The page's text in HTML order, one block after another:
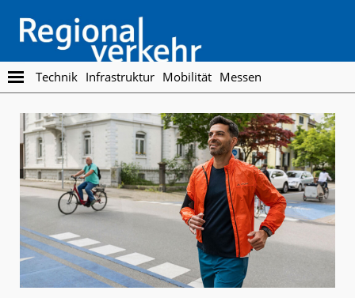
main
content
footer
Regionalverkehr
Die
Fachzeitschrift
den
Öffentlichen
Personennahverkehr
Technik Infrastruktur Mobilität Messen